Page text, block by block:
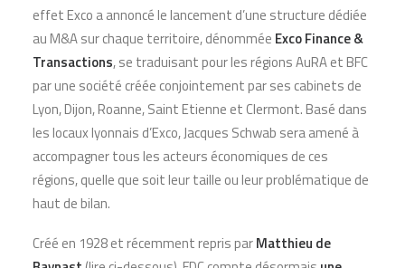
effet Exco a annoncé le lancement d’une structure dédiée
au M&A sur chaque territoire, dénommée Exco Finance &
Transactions, se traduisant pour les régions AuRA et BFC
par une société créée conjointement par ses cabinets de
Lyon, Dijon, Roanne, Saint Etienne et Clermont. Basé dans
les locaux lyonnais d’Exco, Jacques Schwab sera amené à
accompagner tous les acteurs économiques de ces
régions, quelle que soit leur taille ou leur problématique de
haut de bilan.
Créé en 1928 et récemment repris parMatthieu de